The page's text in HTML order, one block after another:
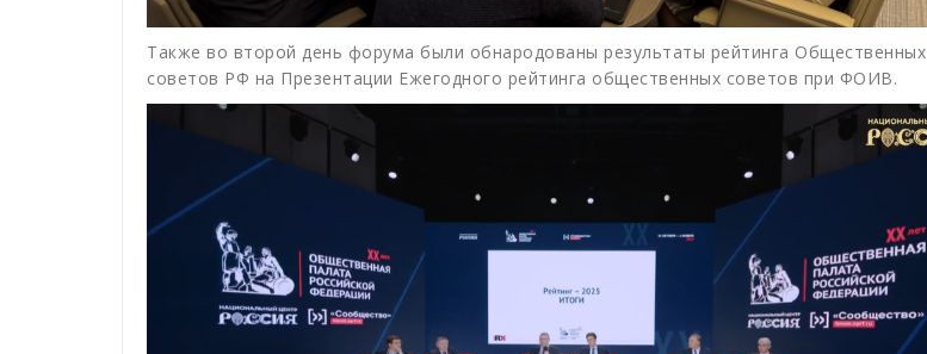
Также во второй день форума были обнародованы результаты рейтинга Общественных
советов РФ на Презентации Ежегодного рейтинга общественных советов при ФОИВ.